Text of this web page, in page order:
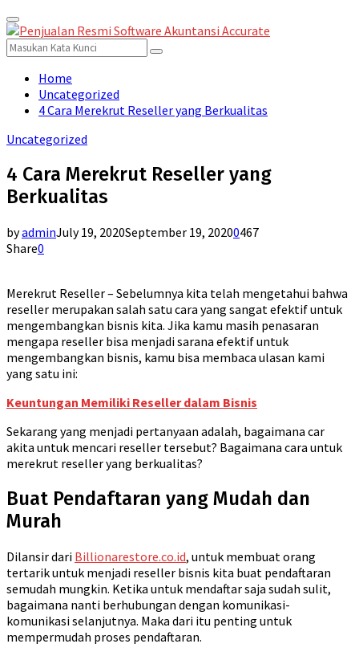
for:
Primary
Menu
Search
for:
Search
Home
Uncategorized
4 Cara Merekrut Reseller yang Berkualitas
Uncategorized
4 Cara Merekrut Reseller yang
Berkualitas
byadminJuly 19, 2020September 19, 20200467
Share0
Merekrut Reseller – Sebelumnya kita telah mengetahui bahwa
reseller merupakan salah satu cara yang sangat efektif untuk
mengembangkan bisnis kita. Jika kamu masih penasaran
mengapa reseller bisa menjadi sarana efektif untuk
mengembangkan bisnis, kamu bisa membaca ulasan kami
yang satu ini:
Keuntungan Memiliki Reseller dalam Bisnis
Sekarang yang menjadi pertanyaan adalah, bagaimana car
akita untuk mencari reseller tersebut? Bagaimana cara untuk
merekrut reseller yang berkualitas?
Buat Pendaftaran yang Mudah dan
Murah
Dilansir dari Billionarestore.co.id, untuk membuat orang
tertarik untuk menjadi reseller bisnis kita buat pendaftaran
semudah mungkin. Ketika untuk mendaftar saja sudah sulit,
bagaimana nanti berhubungan dengan komunikasi-
komunikasi selanjutnya. Maka dari itu penting untuk
mempermudah proses pendaftaran.